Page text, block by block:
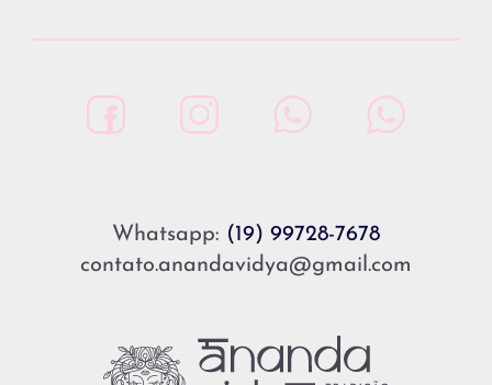
Whatsapp: (19) 99728-7678
contato.anandavidya@gmail.com